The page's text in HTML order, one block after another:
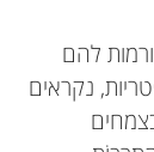
להם
נקראים